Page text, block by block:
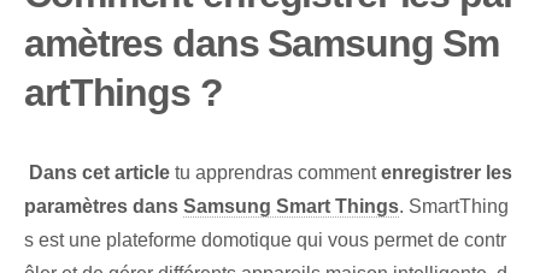
amètres dans Samsung Sm
artThings ?
Dans cet article tu apprendras commentenregistrer les
paramètres dans Samsung Smart Things. SmartThing
s est une plateforme domotique qui vous permet de contr